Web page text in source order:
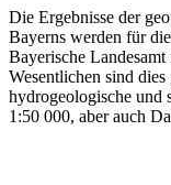
Die Ergebnisse der
Bayerns werden für
Bayerische
Wesentlichen sind
hydrogeologische und
1:50 000, aber auch